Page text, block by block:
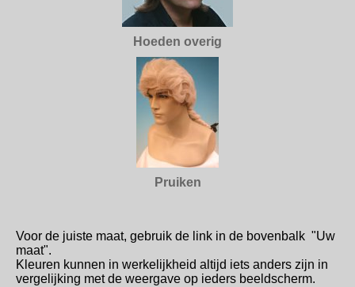
Hoeden overig
Pruiken
Voor de juiste maat, gebruik de link in de bovenbalk "Uw
maat".
Kleuren kunnen in werkelijkheid altijd iets anders zijn in
vergelijking met de weergave op ieders beeldscherm.